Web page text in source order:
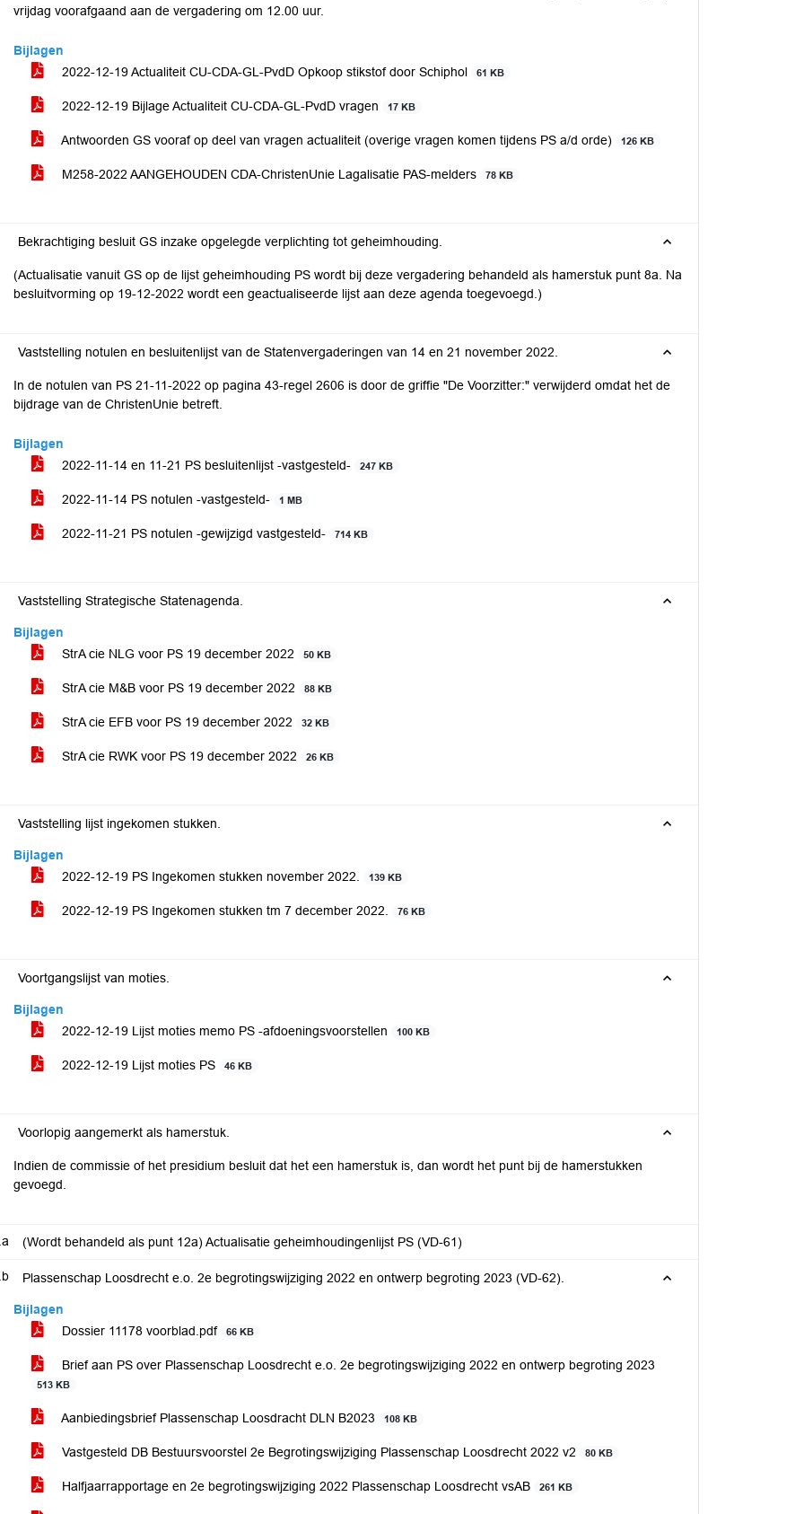
vrijdag voorafgaand aan de vergadering om 12.00 uur.
Bijlagen
2022-12-19 Actualiteit CU-CDA-GL-PvdD Opkoop stikstof door Schiphol
61 KB
2022-12-19 Bijlage Actualiteit CU-CDA-GL-PvdD vragen 17 KB
Antwoorden GS vooraf op deel van vragen actualiteit (overige vragen komen tijdens PS a/d orde) 126 KB
M258-2022 AANGEHOUDEN CDA-ChristenUnie Lagalisatie PAS-melders 78 KB
Bekrachtiging besluit GS inzake opgelegde verplichting tot geheimhouding.
(Actualisatie vanuit GS op de lijst geheimhouding PS wordt bij deze vergadering behandeld als hamerstuk punt 8a. Na
besluitvorming op 19-12-2022 wordt een geactualiseerde lijst aan deze agenda toegevoegd.)
Vaststelling notulen en besluitenlijst van de Statenvergaderingen van 14 en 21 november 2022.
In de notulen van PS 21-11-2022 op pagina 43-regel 2606 is door de griffie "De Voorzitter:" verwijderd omdat het de
bijdrage van de ChristenUnie betreft.
Bijlagen
2022-11-14 en 11-21 PS besluitenlijst -vastgesteld-
247 KB
2022-11-14 PS notulen -vastgesteld- 1 MB
2022-11-21 PS notulen -gewijzigd vastgesteld- 714 KB
Vaststelling Strategische Statenagenda.
Bijlagen
StrA cie NLG voor PS 19 december 2022
50 KB
StrA cie M&B voor PS 19 december 2022 88 KB
StrA cie EFB voor PS 19 december 2022 32 KB
StrA cie RWK voor PS 19 december 2022 26 KB
Vaststelling lijst ingekomen stukken.
Bijlagen
2022-12-19 PS Ingekomen stukken november 2022.
139 KB
2022-12-19 PS Ingekomen stukken tm 7 december 2022. 76 KB
Voortgangslijst van moties.
Bijlagen
2022-12-19 Lijst moties memo PS -afdoeningsvoorstellen
100 KB
2022-12-19 Lijst moties PS 46 KB
Voorlopig aangemerkt als hamerstuk.
Indien de commissie of het presidium besluit dat het een hamerstuk is, dan wordt het punt bij de hamerstukken
gevoegd.
(Wordt behandeld als punt 12a) Actualisatie geheimhoudingenlijst PS (VD-61)
Plassenschap Loosdrecht e.o. 2e begrotingswijziging 2022 en ontwerp begroting 2023 (VD-62).
Bijlagen
Dossier 11178 voorblad.pdf
66 KB
Brief aan PS over Plassenschap Loosdrecht e.o. 2e begrotingswijziging 2022 en ontwerp begroting 2023
513 KB
Aanbiedingsbrief Plassenschap Loosdracht DLN B2023 108 KB
Vastgesteld DB Bestuursvoorstel 2e Begrotingswijziging Plassenschap Loosdrecht 2022 v2 80 KB
Halfjaarrapportage en 2e begrotingswijziging 2022 Plassenschap Loosdrecht vsAB 261 KB